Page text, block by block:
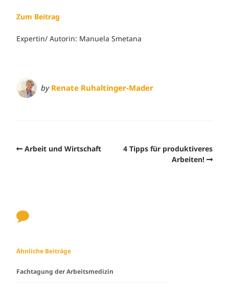
Zum Beitrag
Expertin/ Autorin: Manuela Smetana
by Renate Ruhaltinger-Mader
Arbeit und Wirtschaft
4 Tipps für produktiveres
Arbeiten!
Ähnliche Beiträge
Fachtagung der Arbeitsmedizin